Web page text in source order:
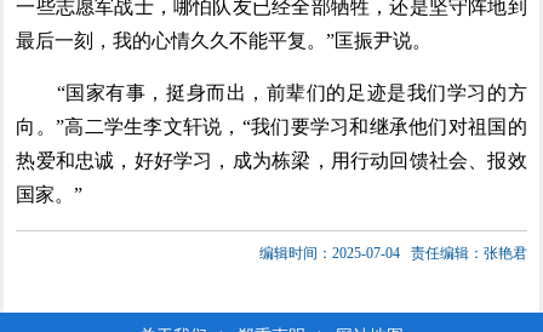
一些志愿军战士，哪怕队友已经全部牺牲，还是坚守阵地到
最后一刻，我的心情久久不能平复。”匡振尹说。
“国家有事，挺身而出，前辈们的足迹是我们学习的方
向。”高二学生李文轩说，“我们要学习和继承他们对祖国的
热爱和忠诚，好好学习，成为栋梁，用行动回馈社会、报效
国家。”
编辑时间：2025-07-04 责任编辑：张艳君